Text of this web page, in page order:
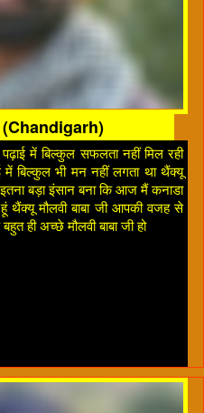
में बिल्कुल सफलता नहीं मिल रही
में बिल्कुल भी मन नहीं लगता था थैंक्यू
बड़ा इंसान बना कि आज मैं कनाडा
थैंक्यू मौलवी बाबा जी आपकी वजह से
ही अच्छे मौलवी बाबा जी हो